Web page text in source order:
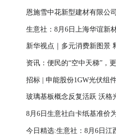
恩施雪中花新型建材有限公
生意社：8月6日上海华谊新
新华视点｜多元消费新图景
资讯：便民的“空中天梯”，
招标 | 申能股份1GW光伏组
玻璃基板概念反复活跃 沃格
8月6日生意社白卡纸基准价
今日精选:生意社：8月6日江